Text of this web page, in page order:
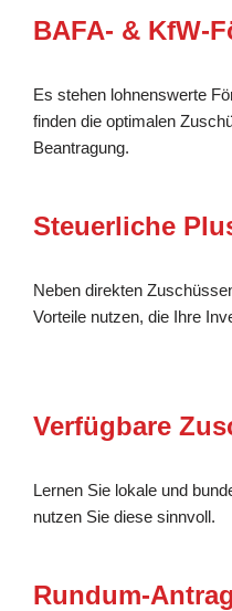
BAFA- & KfW-
Es stehen lohnenswerte
finden die optimalen
Beantragung.
Steuerliche
Neben direkten
Vorteile nutzen, die Ihre
Verfügbare
Lernen Sie lokale und
nutzen Sie diese sinnvoll.
Rundum-